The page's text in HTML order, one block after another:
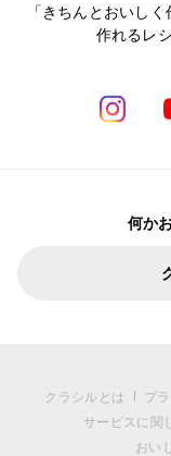
「きちんとおいし
作れるレ
何か
クラシルとは プ
サービスに関
おい